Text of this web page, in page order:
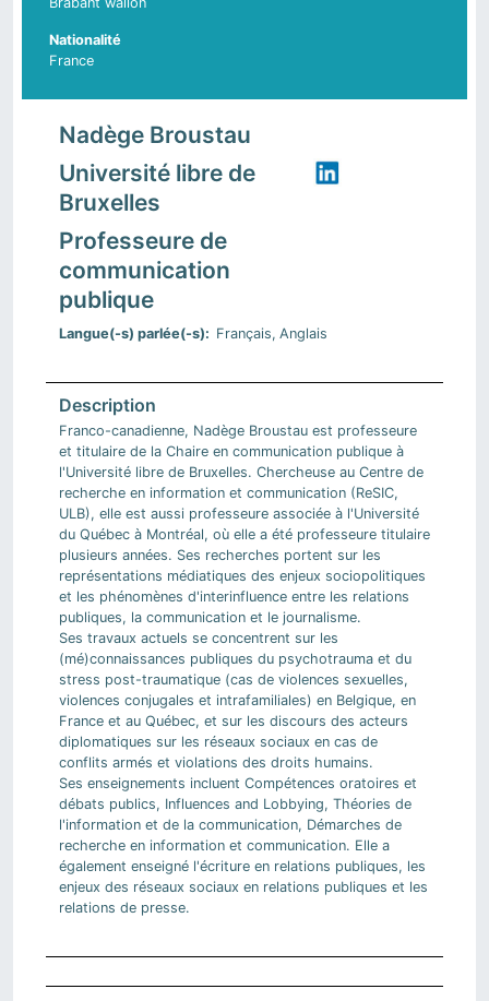
Nationalité
France
Nadège Broustau
Université libre de
Bruxelles
Professeure de
communication
publique
Langue(-s) parlée(-s) Français Anglais
Franco-canadienne, Nadège Broustau est professeure
et titulaire de la Chaire en communication publique à
l'Université libre de Bruxelles. Chercheuse au Centre de
recherche en information et communication (ReSIC,
ULB), elle est aussi professeure associée à l'Université
du Québec à Montréal, où elle a été professeure titulaire
plusieurs années. Ses recherches portent sur les
représentations médiatiques des enjeux sociopolitiques
et les phénomènes d'interinfluence entre les relations
publiques, la communication et le journalisme.
Ses travaux actuels se concentrent sur les
(mé)connaissances publiques du psychotrauma et du
stress post-traumatique (cas de violences sexuelles,
violences conjugales et intrafamiliales) en Belgique, en
France et au Québec, et sur les discours des acteurs
diplomatiques sur les réseaux sociaux en cas de
conflits armés et violations des droits humains.
Ses enseignements incluent Compétences oratoires et
débats publics, Influences and Lobbying, Théories de
l'information et de la communication, Démarches de
recherche en information et communication. Elle a
également enseigné l'écriture en relations publiques, les
enjeux des réseaux sociaux en relations publiques et les
relations de presse.